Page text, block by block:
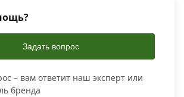
Задать вопрос
– вам ответит наш эксперт или
бренда